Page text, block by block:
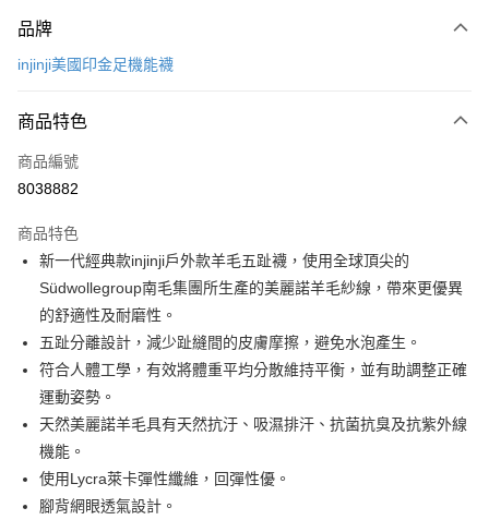
信用卡一次付款
LINE Pay
Apple Pay
悠遊付
Google Pay
全盈+PAY
AFTEE先享後付
相關說明
【關於「AFTEE先享後付」】
AFTEE先享後付是「在收到商品之後才付款」的支付方式。 讓您購物簡單
便利好安心！
１．簡單：不需註冊會員、不需綁卡、不需儲值。
３．安心：先確認商品／服務後，再付款。
ATM付款
運送方式
品牌
injinji美國印金足機能襪
商品特色
商品編號
8038882
商品特色
新一代經典款injinji戶外款羊毛五趾襪，使用全球頂尖的
Südwollegroup南毛集團所生產的美麗諾羊毛紗線，帶來更優異
的舒適性及耐磨性。
五趾分離設計，減少趾縫間的皮膚摩擦，避免水泡產生。
符合人體工學，有效將體重平均分散維持平衡，並有助調整正確
運動姿勢。
天然美麗諾羊毛具有天然抗汙、吸濕排汗、抗菌抗臭及抗紫外線
機能。
使用Lycra萊卡彈性纖維，回彈性優。
腳背網眼透氣設計。